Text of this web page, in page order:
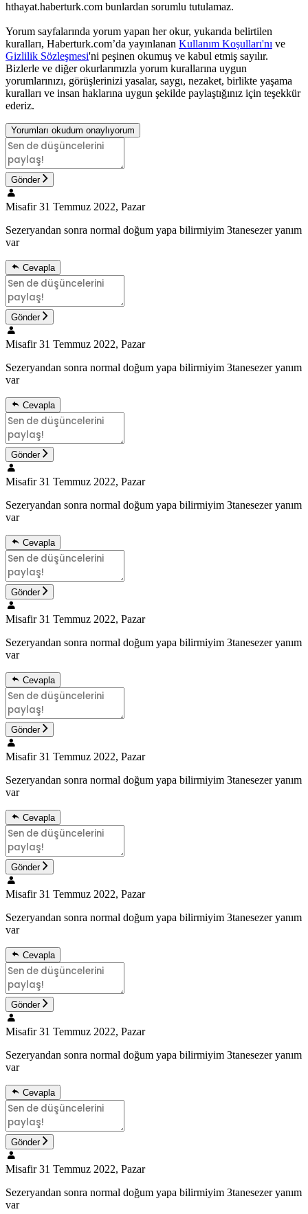
hthayat.haberturk.com bunlardan sorumlu tutulamaz.
Yorum sayfalarında yorum yapan her okur, yukarıda belirtilen
kuralları, Haberturk.com’da yayınlanan Kullanım Koşulları'nı ve
Gizlilik Sözleşmesi'ni peşinen okumuş ve kabul etmiş sayılır.
Bizlerle ve diğer okurlarımızla yorum kurallarına uygun
yorumlarınızı, görüşlerinizi yasalar, saygı, nezaket, birlikte yaşama
kuralları ve insan haklarına uygun şekilde paylaştığınız için teşekkür
ederiz.
Yorumları okudum onaylıyorum
Gönder
Misafir 31 Temmuz 2022, Pazar
Sezeryandan sonra normal doğum yapa bilirmiyim 3tanesezer yanım
var
Cevapla
Gönder
Misafir 31 Temmuz 2022, Pazar
Sezeryandan sonra normal doğum yapa bilirmiyim 3tanesezer yanım
var
Cevapla
Gönder
Misafir 31 Temmuz 2022, Pazar
Sezeryandan sonra normal doğum yapa bilirmiyim 3tanesezer yanım
var
Cevapla
Gönder
Misafir 31 Temmuz 2022, Pazar
Sezeryandan sonra normal doğum yapa bilirmiyim 3tanesezer yanım
var
Cevapla
Gönder
Misafir 31 Temmuz 2022, Pazar
Sezeryandan sonra normal doğum yapa bilirmiyim 3tanesezer yanım
var
Cevapla
Gönder
Misafir 31 Temmuz 2022, Pazar
Sezeryandan sonra normal doğum yapa bilirmiyim 3tanesezer yanım
var
Cevapla
Gönder
Misafir 31 Temmuz 2022, Pazar
Sezeryandan sonra normal doğum yapa bilirmiyim 3tanesezer yanım
var
Cevapla
Gönder
Misafir 31 Temmuz 2022, Pazar
Sezeryandan sonra normal doğum yapa bilirmiyim 3tanesezer yanım
var